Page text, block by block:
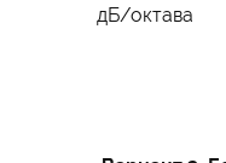
дБ/октава